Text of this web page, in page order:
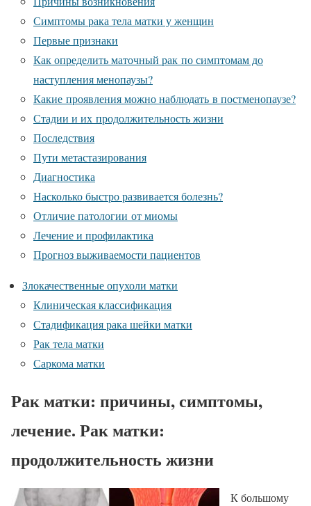
Симптомы рака тела матки у женщин
Первые признаки
Как определить маточный рак по симптомам до
наступления менопаузы?
Какие проявления можно наблюдать в постменопаузе?
Стадии и их продолжительность жизни
Последствия
Пути метастазирования
Диагностика
Насколько быстро развивается болезнь?
Отличие патологии от миомы
Лечение и профилактика
Прогноз выживаемости пациентов
Злокачественные опухоли матки
Клиническая классификация
Стадификация рака шейки матки
Рак тела матки
Саркома матки
Рак матки: причины, симптомы,
лечение. Рак матки:
продолжительность жизни
К большому